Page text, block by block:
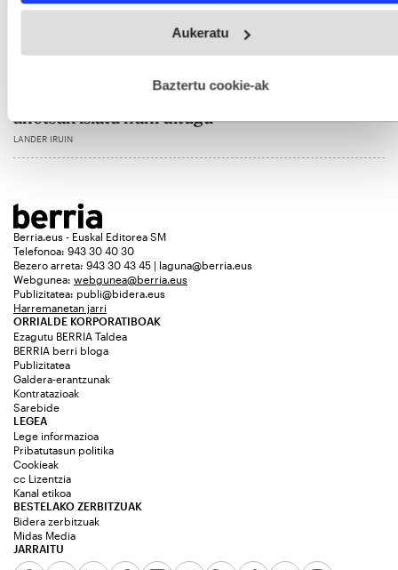
fitxategiak erabiltzen ditu. Zure esperientzia eta zerbitzuak
esplizitua ematen diguzu.Gehiago irakurri
Aukeratu
Baztertu cookie-ak
«Bizitzan norberari pizten zaizkion barne
ahotsak islatu nahi ditugu»
LANDER IRUIN
Berria.eus - Euskal Editorea SM
Telefonoa: 943 30 40 30
Bezero arreta: 943 30 43 45 | laguna@berria.eus
Webgunea: webgunea@berria.eus
Publizitatea: publi@bidera.eus
Harremanetan jarri
ORRIALDE KORPORATIBOAK
Ezagutu BERRIA Taldea
BERRIA berri bloga
Publizitatea
Galdera-erantzunak
Kontratazioak
Sarebide
JARRAITU
LEGEA
Lege informazioa
Pribatutasun politika
Cookieak
cc Lizentzia
Kanal etikoa
BESTELAKO ZERBITZUAK
Bidera zerbitzuak
Midas Media